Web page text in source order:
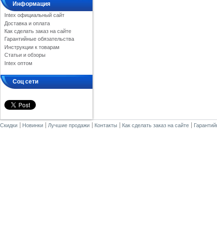
Информация
Intex официальный сайт
Доставка и оплата
Как сделать заказ на сайте
Гарантийные обязательства
Инструкции к товарам
Статьи и обзоры
Intex оптом
Соц сети
Скидки Новинки Лучшие продажи Контакты Как сделать заказ на сайте